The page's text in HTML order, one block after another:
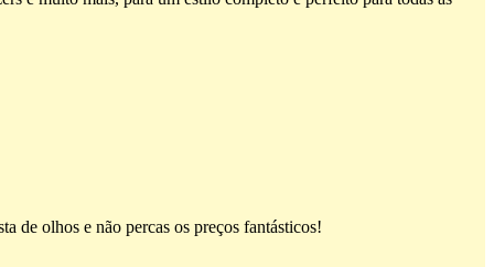
de olhos e não percas os preços fantásticos!